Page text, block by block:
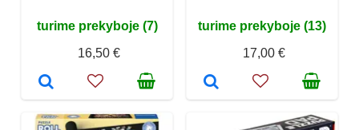
turime prekyboje (7)
16,50 €
turime prekyboje (13)
17,00 €